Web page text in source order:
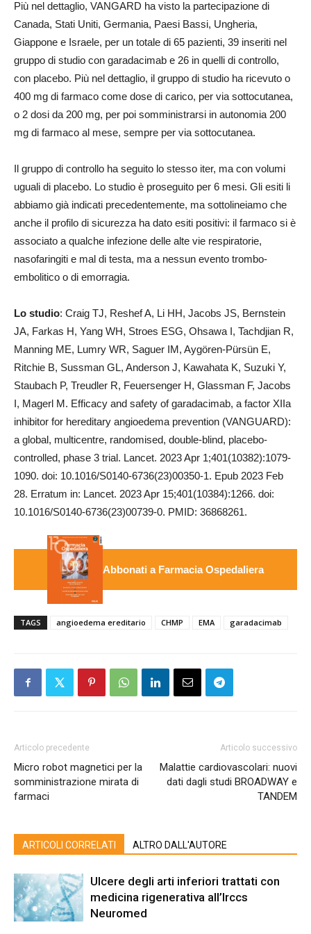
Più nel dettaglio, VANGARD ha visto la partecipazione di
Canada, Stati Uniti, Germania, Paesi Bassi, Ungheria,
Giappone e Israele, per un totale di 65 pazienti, 39 inseriti nel
gruppo di studio con garadacimab e 26 in quelli di controllo,
con placebo. Più nel dettaglio, il gruppo di studio ha ricevuto o
400 mg di farmaco come dose di carico, per via sottocutanea,
o 2 dosi da 200 mg, per poi somministrarsi in autonomia 200
mg di farmaco al mese, sempre per via sottocutanea.
Il gruppo di controllo ha seguito lo stesso iter, ma con volumi
uguali di placebo. Lo studio è proseguito per 6 mesi. Gli esiti li
abbiamo già indicati precedentemente, ma sottolineiamo che
anche il profilo di sicurezza ha dato esiti positivi: il farmaco si è
associato a qualche infezione delle alte vie respiratorie,
nasofaringiti e mal di testa, ma a nessun evento trombo-
embolitico o di emorragia.
Lo studio: Craig TJ, Reshef A, Li HH, Jacobs JS, Bernstein
JA, Farkas H, Yang WH, Stroes ESG, Ohsawa I, Tachdjian R,
Manning ME, Lumry WR, Saguer IM, Aygören-Pürsün E,
Ritchie B, Sussman GL, Anderson J, Kawahata K, Suzuki Y,
Staubach P, Treudler R, Feuersenger H, Glassman F, Jacobs
I, Magerl M. Efficacy and safety of garadacimab, a factor XIIa
inhibitor for hereditary angioedema prevention (VANGUARD):
a global, multicentre, randomised, double-blind, placebo-
controlled, phase 3 trial. Lancet. 2023 Apr 1;401(10382):1079-
1090. doi: 10.1016/S0140-6736(23)00350-1. Epub 2023 Feb
28. Erratum in: Lancet. 2023 Apr 15;401(10384):1266. doi:
10.1016/S0140-6736(23)00739-0. PMID: 36868261.
Abbonati a Farmacia Ospedaliera
TAGS angioedema ereditario CHMP EMA garadacimab
Articolo precedente
Micro robot magnetici per la
somministrazione mirata di
farmaci
Articolo successivo
Malattie cardiovascolari: nuovi
dati dagli studi BROADWAY e
TANDEM
ARTICOLI CORRELATI ALTRO DALL'AUTORE
Ulcere degli arti inferiori trattati con
medicina rigenerativa all’Irccs
Neuromed